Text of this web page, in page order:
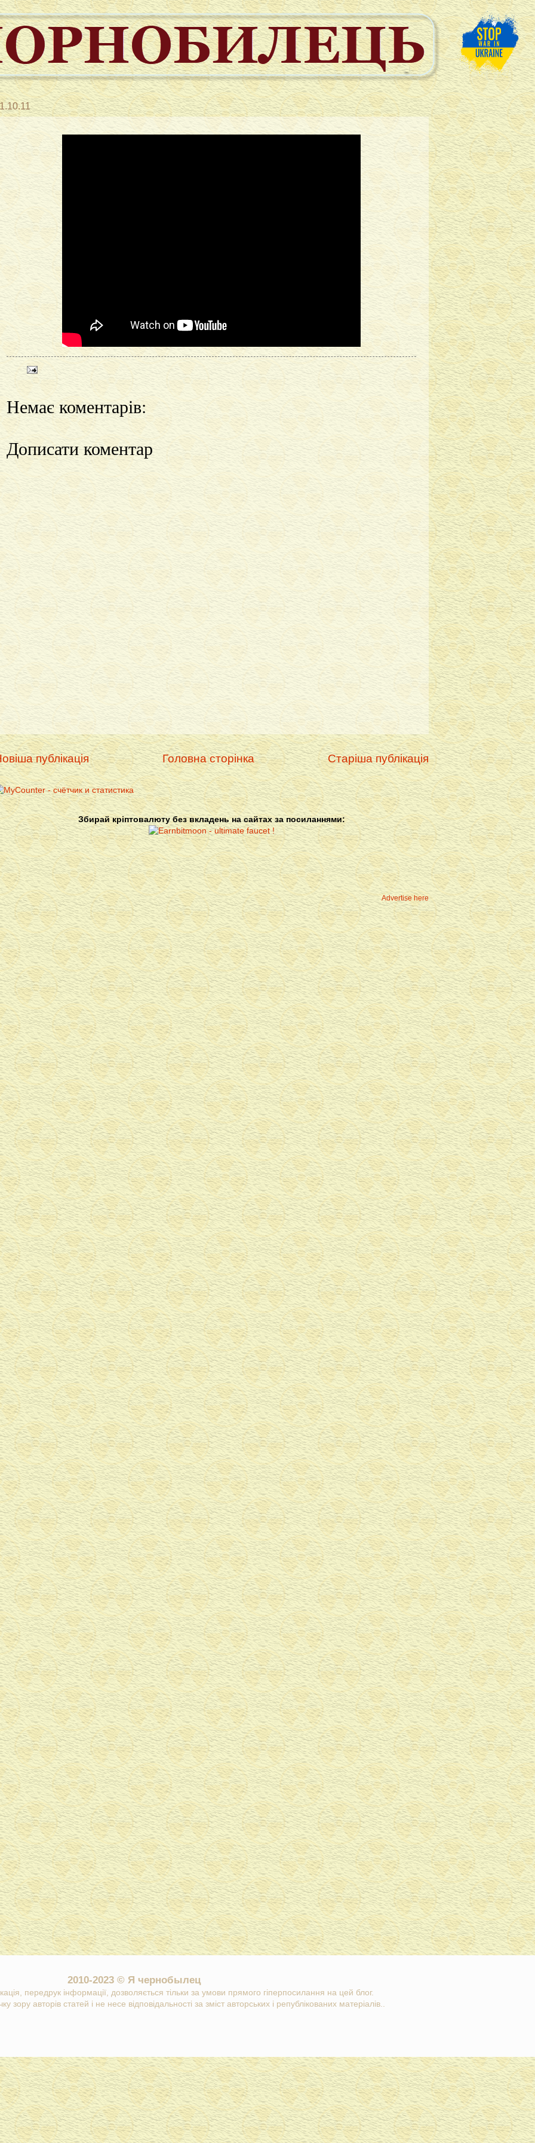
Немає коментарів:
Дописати коментар
публікація Старіша публікація
Головна сторінка
Збирай кріптовалюту без вкладень на сайтах за посиланнями:
Advertise here
2010-2023 © Я чернобылец
передрук інформації, дозволяється тільки за умови прямого гіперпосилання на цей блог.
зору авторів статей і не несе відповідальності за зміст авторських і републікованих матеріалів..